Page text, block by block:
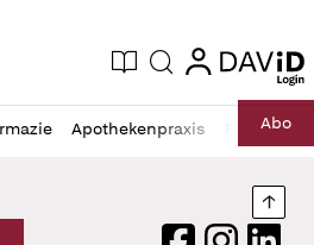
Zeitung
Aktuelle Ausgabe
Suche login
login
Apothekenpraxis RechtAbo
Logo
FacebookInstagram